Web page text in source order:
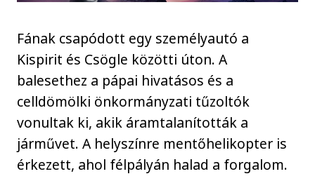
Fának csapódott egy személyautó a
Kispirit és Csögle közötti úton. A
balesethez a pápai hivatásos és a
celldömölki önkormányzati tűzoltók
vonultak ki, akik áramtalanították a
járművet. A helyszínre mentőhelikopter is
érkezett, ahol félpályán halad a forgalom.